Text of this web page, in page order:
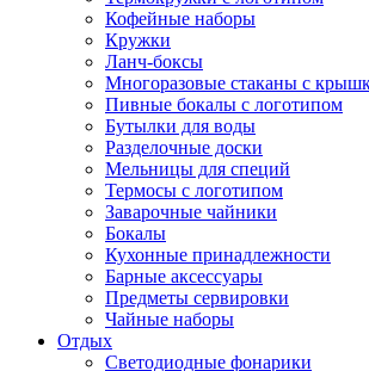
Кофейные наборы
Кружки
Ланч-боксы
Многоразовые стаканы с
Пивные бокалы с логотипом
Бутылки для воды
Разделочные доски
Мельницы для специй
Термосы с логотипом
Заварочные чайники
Бокалы
Кухонные принадлежности
Барные аксессуары
Предметы сервировки
Чайные наборы
Отдых
Светодиодные фонарики